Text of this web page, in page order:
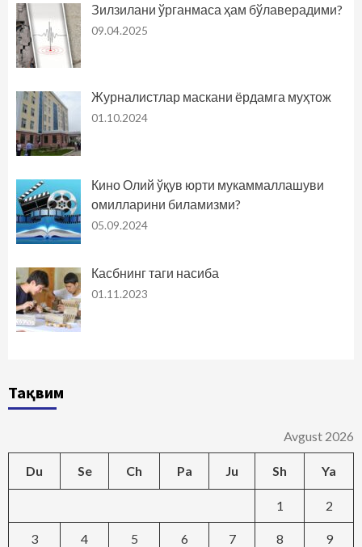
Зилзилани ўрганмаса ҳам бўлаверадими?
09.04.2025
Журналистлар маскани ёрдамга муҳтож
01.10.2024
Кино Олий ўқув юрти мукаммаллашуви
омилларини биламизми?
05.09.2024
Касбнинг таги насиба
01.11.2023
Тақвим
Avgust 2026
Du Se Ch Pa Ju Sh Ya
1 2
3 4 5 6 7 8 9